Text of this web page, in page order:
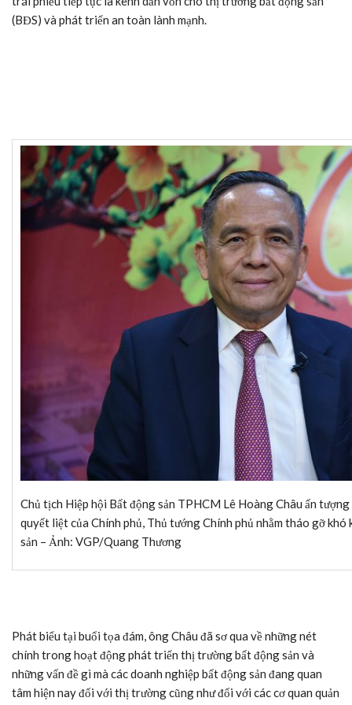
(BĐS) và phát triển an toàn lành mạnh.
Chủ tịch Hiệp hội Bất động sản TPHCM Lê Hoàng Châu ấn
quyết liệt của Chính phủ, Thủ tướng Chính phủ nhằm tháo gỡ
sản – Ảnh: VGP/Quang Thương
Phát biểu tại buổi tọa đám, ông Châu đã sơ qua về những nét
chính trong hoạt động phát triển thị trường bất động sản và
những vấn đề gì mà các doanh nghiệp bất động sản đang quan
tâm hiện nay đối với thị trường cũng như đối với các cơ quan quản